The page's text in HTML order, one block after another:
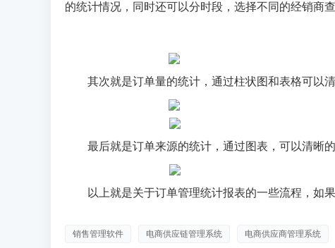
的统计情况，同时还可以分时段，选择不同的经销商查
其次就是订单量的统计，通过柱状图和表格可以
最后就是订单来源的统计，通过图表，可以清晰
以上就是关于订单管理统计报表的一些流程，如
销售管理软件 电商供应链管理系统 电商供应商管理系统